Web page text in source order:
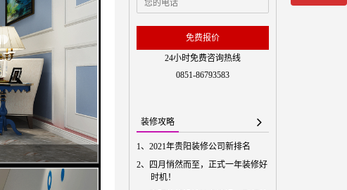
免费报价
24小时免费咨询热线
0851-86793583
装修攻略
1、 2021年贵阳装修公司新排名
2、
四月悄然而至，正式一年装修好
时机！